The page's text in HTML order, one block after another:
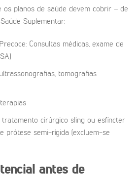
planos de saúde devem cobrir – de
Suplementar:
Consultas médicas, exame de
tomografias
cirúrgico sling ou esfíncter
prótese semi-rígida (excluem-se
antes de